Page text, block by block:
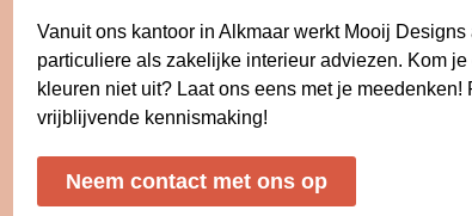
Vanuit ons kantoor in Alkmaar werkt Mooij Designs
particuliere als zakelijke interieur adviezen. Kom
kleuren niet uit? Laat ons eens met je meedenken!
vrijblijvende kennismaking!
Neem contact met ons op